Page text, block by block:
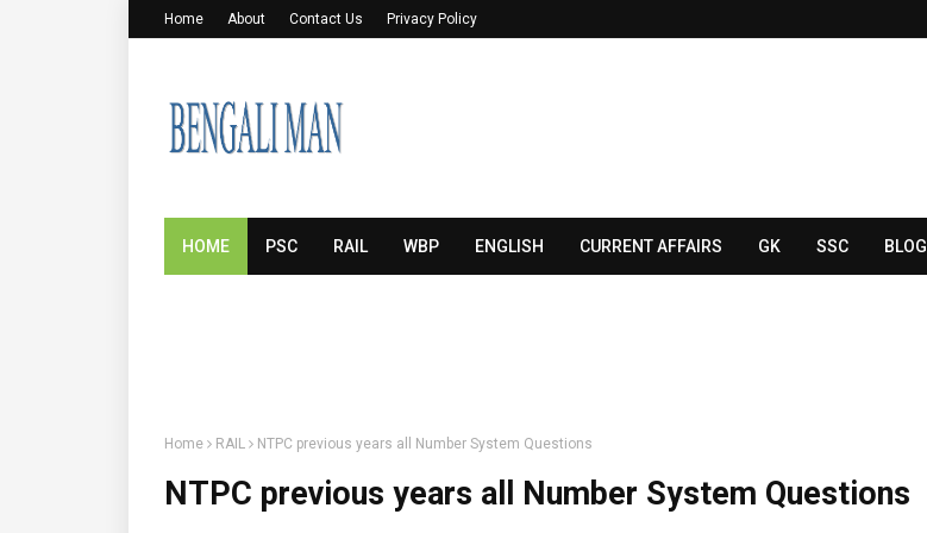
Home About Contact Us Privacy Policy
HOME PSC RAIL WBP ENGLISH CURRENT AFFAIRS GK SSC BLOG
Home RAIL NTPC previous years all Number System Questions
NTPC previous years all Number System Questions